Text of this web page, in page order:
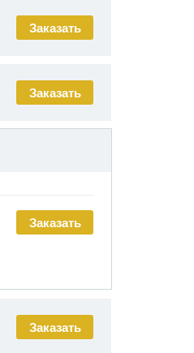
Заказать
Заказать
Заказать
Заказать